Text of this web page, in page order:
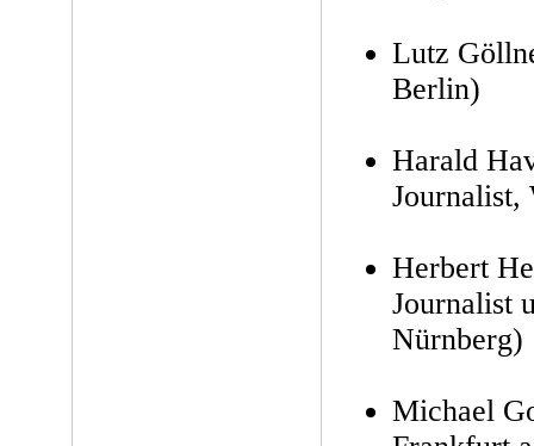
Lutz
Berlin)
Harald
Journalist,
Herbert
Journalist
Nürnberg)
Michael